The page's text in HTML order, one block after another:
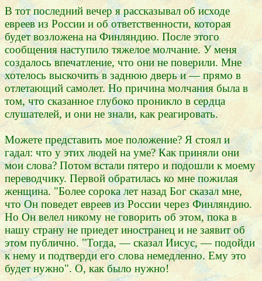
В тот последний вечер я рассказывал об исходе
евреев из России и об ответственности, которая
будет возложена на Финляндию. После этого
сообщения наступило тяжелое молчание. У меня
создалось впечатление, что они не поверили. Мне
хотелось выскочить в заднюю дверь и — прямо в
отлетающий самолет. Но причина молчания была в
том, что сказанное глубоко проникло в сердца
слушателей, и они не знали, как реагировать.
Можете представить мое положение? Я стоял и
гадал: что у этих людей на уме? Как приняли они
мои слова? Потом встали пятеро и подошли к моему
переводчику. Первой обратилась ко мне пожилая
женщина. "Более сорока лет назад Бог сказал мне,
что Он поведет евреев из России через Финляндию.
Но Он велел никому не говорить об этом, пока в
нашу страну не приедет иностранец и не заявит об
этом публично. "Тогда, — сказал Иисус, — подойди
к нему и подтверди его слова немедленно. Ему это
будет нужно". О, как было нужно!